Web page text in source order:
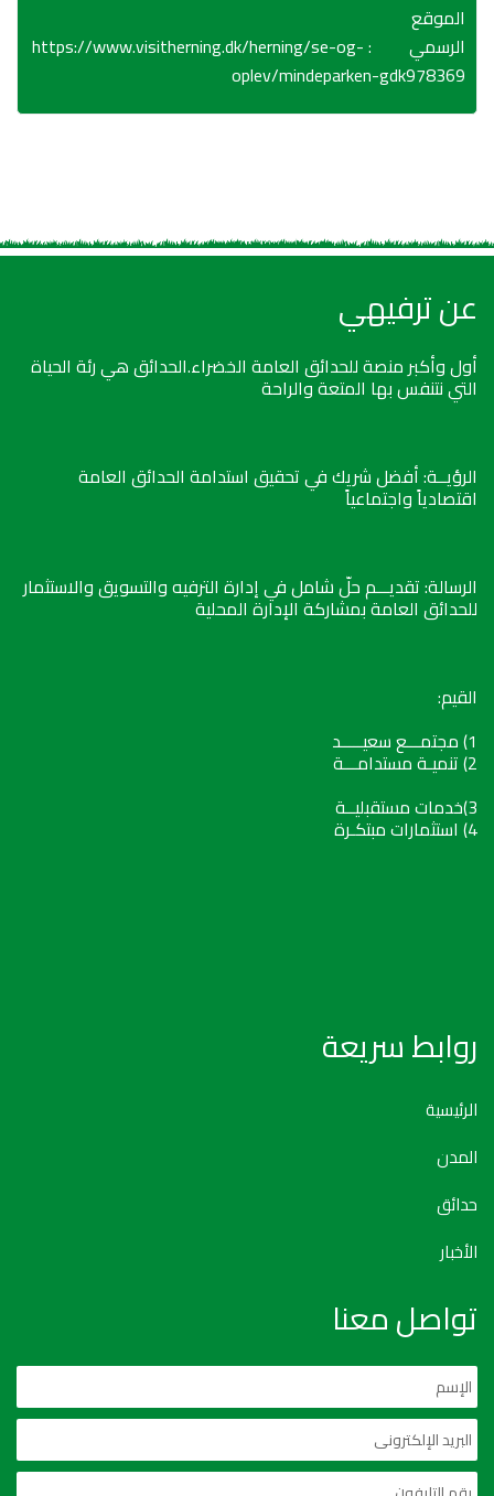
الموقع
الرسمي
:
https://www.visitherning.dk/herning/se-og-
oplev/mindeparken-gdk978369
عن ترفيهي
أول وأكبر منصة للحدائق العامة الخضراء.الحدائق هي رئة الحياة
التي نتنفس بها المتعة والراحة
الرؤيــة: أفضل شريك في تحقيق استدامة الحدائق العامة
اقتصادياً واجتماعياً
الرسالة: تقديـــم حلّ شامل في إدارة الترفيه والتسويق والاستثمار
للحدائق العامة بمشاركة الإدارة المحلية
القيم:
1) مجتمـــع سعيـــــد
2) تنميـة مستدامـــة
3)خدمات مستقبليــة
4) استثمارات مبتكـرة
روابط سريعة
الرئيسية
المدن
حدائق
الأخبار
تواصل معنا